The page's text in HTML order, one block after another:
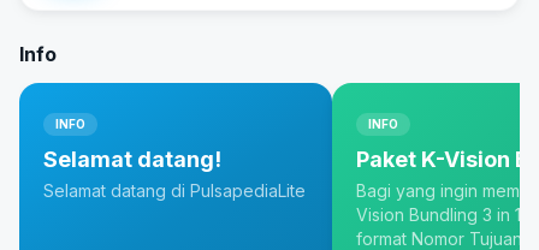
Info
INFO
Selamat datang!
Selamat datang di PulsapediaLite
INFO
Paket K-Vision
Bagi yang ingin
Vision Bundling 3 in 1,
format Nomor